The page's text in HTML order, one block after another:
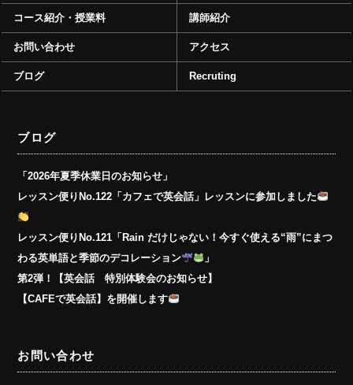
コース紹介・授業料 講師紹介
お問い合わせ アクセス
ブログ Recruting
ブログ
「2026年夏季休業日のお知らせ」
レッスン便りNo.122「カフェで英会話」レッスンに参加しました
レッスン便りNo.121「Rain だけじゃない！今すぐ使える“雨”にまつ
わる英単語と季節のデコレーション
」
第2弾！【英会話 特別体験会のお知らせ】
【CAFEで英会話】を開催します
お問い合わせ